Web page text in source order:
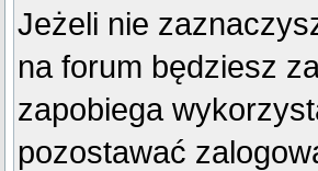
Jeżeli nie
na forum będziesz
zapobiega
pozostawać